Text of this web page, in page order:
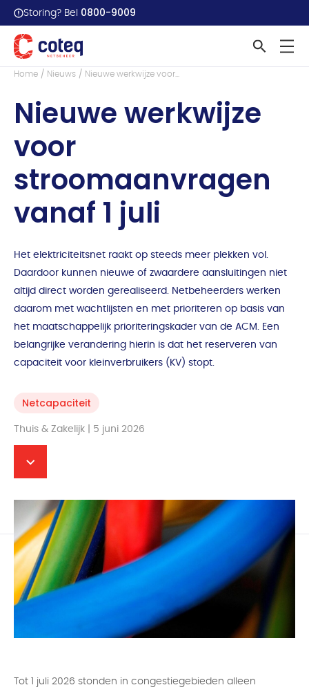
Storing? Bel 0800-9009
Terug naar overzicht
Home
Nieuws Nieuwe werkwijze voor...
Nieuwe werkwijze
voor
stroomaanvragen
vanaf 1 juli
Het elektriciteitsnet raakt op steeds meer plekken vol.
Daardoor kunnen nieuwe of zwaardere aansluitingen niet
altijd direct worden gerealiseerd. Netbeheerders werken
daarom met wachtlijsten en met prioriteren op basis van
het maatschappelijk prioriteringskader van de ACM. Een
belangrijke verandering hierin is dat het reserveren van
capaciteit voor kleinverbruikers (KV) stopt.
Netcapaciteit
Thuis & Zakelijk | 5 juni 2026
Tot 1 juli 2026 stonden in congestiegebieden alleen